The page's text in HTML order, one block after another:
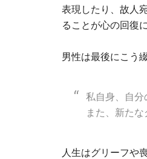
表現したり、故人
ることが心の回復
男性は最後にこう
私自身、自分
また、新た
人生はグリーフや